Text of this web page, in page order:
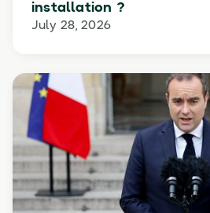
installation ?
July 28, 2026